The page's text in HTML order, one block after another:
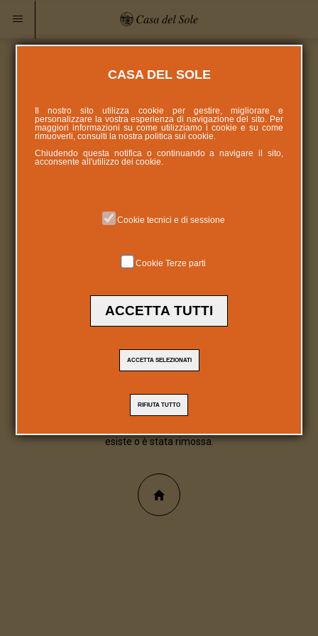
404
esiste o è stata rimossa.
CASA DEL SOLE
Il nostro sito utilizza cookie per gestire, migliorare e
personalizzare la vostra esperienza di navigazione del sito. Per
maggiori informazioni su come utilizziamo i cookie e su come
rimuoverli, consulti la nostra politica suicookie
Chiudendo questa notifica o continuando a navigare il sito,
acconsente all'utilizzo dei cookie.
Cookie tecnici e di sessione
Cookie Terze parti
ACCETTA TUTTI
ACCETTA SELEZIONATI
RIFIUTA TUTTO